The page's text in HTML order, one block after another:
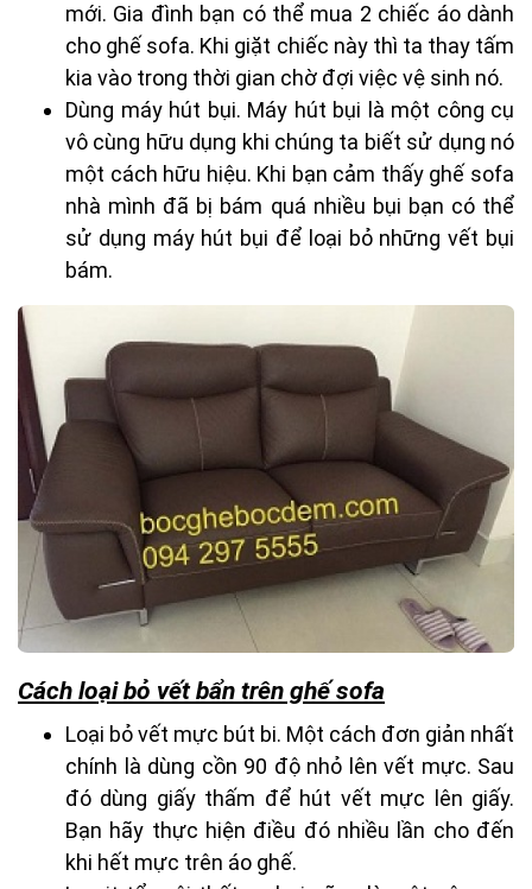
mới. Gia đình bạn có thể mua 2 chiếc áo dành
cho ghế sofa. Khi giặt chiếc này thì ta thay tấm
kia vào trong thời gian chờ đợi việc vệ sinh nó.
Dùng máy hút bụi. Máy hút bụi là một công cụ
vô cùng hữu dụng khi chúng ta biết sử dụng nó
một cách hữu hiệu. Khi bạn cảm thấy ghế sofa
nhà mình đã bị bám quá nhiều bụi bạn có thể
sử dụng máy hút bụi để loại bỏ những vết bụi
bám.
Cách loại bỏ vết bẩn trên ghế sofa
Loại bỏ vết mực bút bi. Một cách đơn giản nhất
chính là dùng cồn 90 độ nhỏ lên vết mực. Sau
đó dùng giấy thấm để hút vết mực lên giấy.
Bạn hãy thực hiện điều đó nhiều lần cho đến
khi hết mực trên áo ghế.